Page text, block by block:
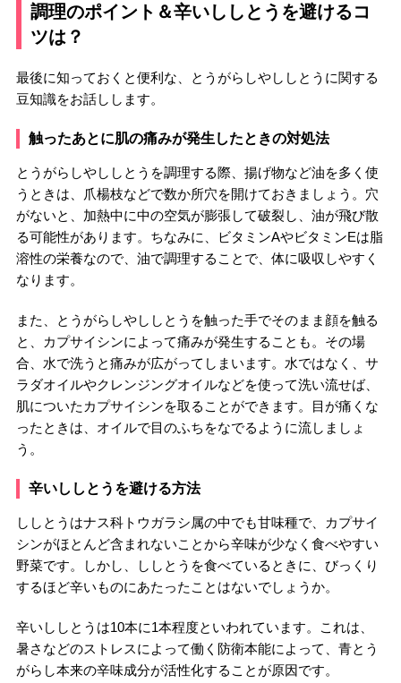
調理のポイント＆辛いししとうを避けるコ
ツは？
最後に知っておくと便利な、とうがらしやししとうに関する
豆知識をお話しします。
触ったあとに肌の痛みが発生したときの対処法
とうがらしやししとうを調理する際、揚げ物など油を多く使
うときは、爪楊枝などで数か所穴を開けておきましょう。穴
がないと、加熱中に中の空気が膨張して破裂し、油が飛び散
る可能性があります。ちなみに、ビタミンAやビタミンEは脂
溶性の栄養なので、油で調理することで、体に吸収しやすく
なります。
また、とうがらしやししとうを触った手でそのまま顔を触る
と、カプサイシンによって痛みが発生することも。その場
合、水で洗うと痛みが広がってしまいます。水ではなく、サ
ラダオイルやクレンジングオイルなどを使って洗い流せば、
肌についたカプサイシンを取ることができます。目が痛くな
ったときは、オイルで目のふちをなでるように流しましょ
う。
辛いししとうを避ける方法
ししとうはナス科トウガラシ属の中でも甘味種で、カプサイ
シンがほとんど含まれないことから辛味が少なく食べやすい
野菜です。しかし、ししとうを食べているときに、びっくり
するほど辛いものにあたったことはないでしょうか。
辛いししとうは10本に1本程度といわれています。これは、
暑さなどのストレスによって働く防衛本能によって、青とう
がらし本来の辛味成分が活性化することが原因です。